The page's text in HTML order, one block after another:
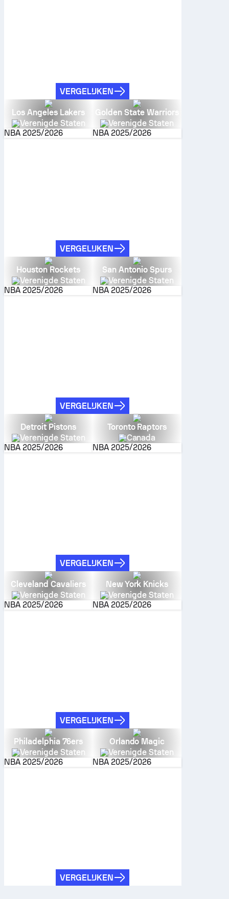
VERGELIJKEN
Los Angeles Lakers
Verenigde Staten
NBA 2025/2026
Golden State Warriors
Verenigde Staten
NBA 2025/2026
VERGELIJKEN
Houston Rockets
Verenigde Staten
NBA 2025/2026
San Antonio Spurs
Verenigde Staten
NBA 2025/2026
VERGELIJKEN
Detroit Pistons
Verenigde Staten
NBA 2025/2026
Toronto Raptors
Canada
NBA 2025/2026
VERGELIJKEN
Cleveland Cavaliers
Verenigde Staten
NBA 2025/2026
New York Knicks
Verenigde Staten
NBA 2025/2026
VERGELIJKEN
Philadelphia 76ers
Verenigde Staten
NBA 2025/2026
Orlando Magic
Verenigde Staten
NBA 2025/2026
VERGELIJKEN